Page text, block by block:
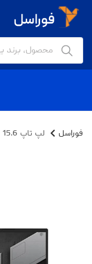
فوراسل لپ تاپ 15.6 اینچی ایسوس مدل TUF Gaming F15 FX507VI-LP062-i7 13620H 24GB 1SSD RTX4070 - کاستوم شده